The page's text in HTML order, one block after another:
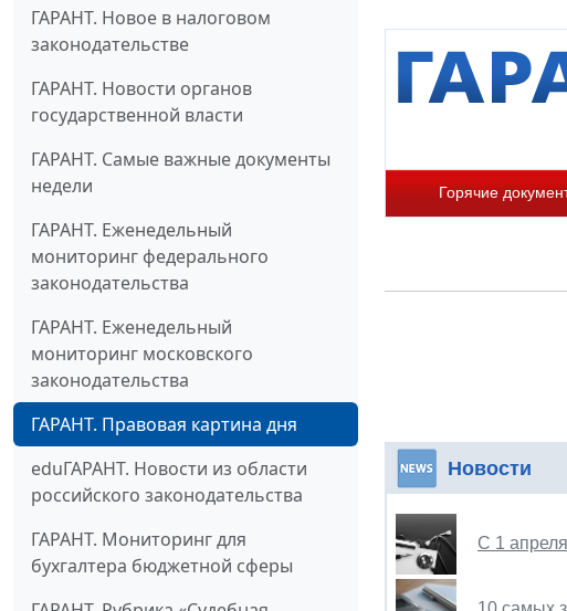
ГАРАНТ. Новое в налоговом
законодательстве
ГАРАНТ. Новости органов
государственной власти
ГАРАНТ. Самые важные документы
недели
ГАРАНТ. Еженедельный
мониторинг федерального
законодательства
ГАРАНТ. Еженедельный
мониторинг московского
законодательства
ГАРАНТ. Правовая картина дня
eduГАРАНТ. Новости из области
российского законодательства
ГАРАНТ. Мониторинг для
бухгалтера бюджетной сферы
Горячие
Новости
С 1